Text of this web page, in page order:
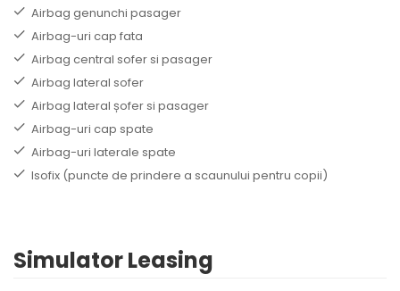
Airbag genunchi pasager
Airbag-uri cap fata
Airbag central sofer si pasager
Airbag lateral sofer
Airbag lateral șofer si pasager
Airbag-uri cap spate
Airbag-uri laterale spate
Isofix (puncte de prindere a scaunului pentru copii)
Simulator Leasing